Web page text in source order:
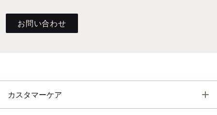
お問い合わせ
カスタマーケア